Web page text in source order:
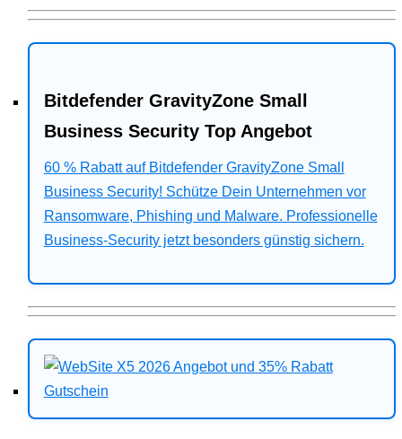
Bitdefender GravityZone Small
Business Security Top Angebot
60 % Rabatt auf Bitdefender GravityZone Small
Business Security! Schütze Dein Unternehmen vor
Ransomware, Phishing und Malware. Professionelle
Business-Security jetzt besonders günstig sichern.